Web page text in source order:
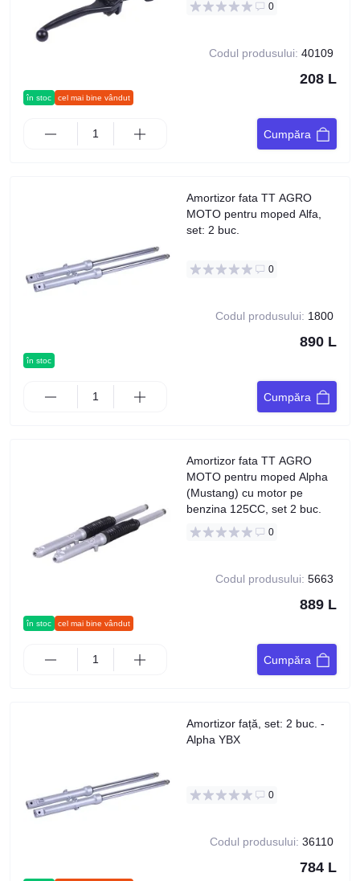
în stoc cel mai bine vândut
0
Codul produsului: 40109
208 L
Cumpăra
în stoc
Amortizor fata TT AGRO
MOTO pentru moped Alfa,
set: 2 buc.
0
Codul produsului: 1800
890 L
Cumpăra
în stoc cel mai bine vândut
Amortizor fata TT AGRO
MOTO pentru moped Alpha
(Mustang) cu motor pe
benzina 125CC, set 2 buc.
0
Codul produsului: 5663
889 L
Cumpăra
Amortizor față, set: 2 buc. -
Alpha YBX
0
Codul produsului: 36110
784 L